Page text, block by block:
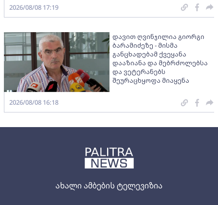
ახალი ამბების ტელევიზია
2026/08/08 17:19
დავით ღვინჯილია გიორგი
ბარამიძეზე - მისმა
განცხადებამ ქვეყანა
დააზიანა და მებრძოლებსა
და ვეტერანებს
შეურაცხყოფა მიაყენა
2026/08/08 16:18